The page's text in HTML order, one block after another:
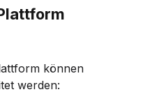
können
werden: